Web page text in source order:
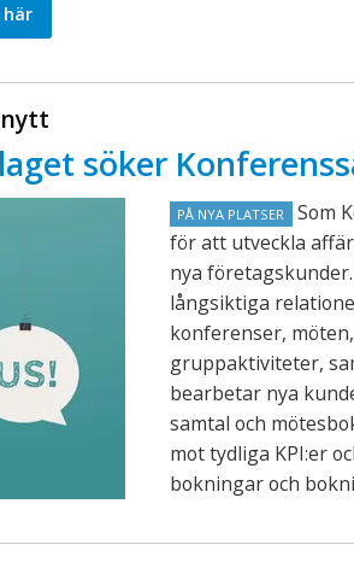
söker
PÅ NYA PLATSER
Som
för att utveckla
nya
långsiktiga
konferenser,
gruppaktiviteter,
bearbetar nya
samtal och
mot tydliga KPI:er
bokningar och